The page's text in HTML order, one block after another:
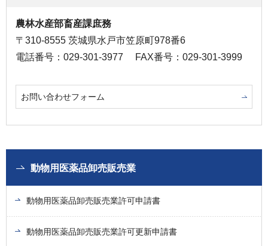
農林水産部畜産課庶務
〒310-8555 茨城県水戸市笠原町978番6
電話番号：029-301-3977
FAX番号：029-301-3999
お問い合わせフォーム
動物用医薬品卸売販売業
動物用医薬品卸売販売業許可申請書
動物用医薬品卸売販売業許可更新申請書